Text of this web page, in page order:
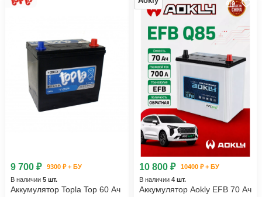
9 700 ₽
9300 ₽ + БУ
В наличии 5 шт.
Аккумулятор Topla Top 60 Ач
10 800 ₽
10400 ₽ + БУ
В наличии 4 шт.
Аккумулятор Aokly EFB 70 Ач